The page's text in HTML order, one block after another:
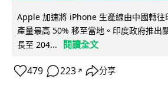
Apple 加速將 iPhone 生產線由中國轉往
產量最高 50% 移至當地。印度政府推出
長至 204...
閱讀全文
479 223 ↗ 分享